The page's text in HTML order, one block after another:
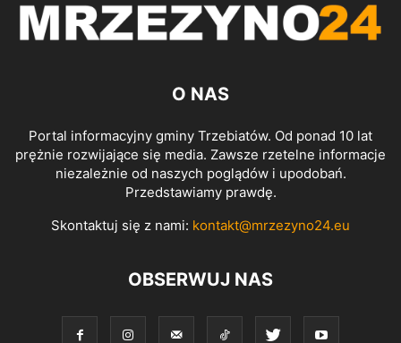
O NAS
Portal informacyjny gminy Trzebiatów. Od ponad 10 lat
prężnie rozwijające się media. Zawsze rzetelne informacje
niezależnie od naszych poglądów i upodobań.
Przedstawiamy prawdę.
Skontaktuj się z nami: kontakt@mrzezyno24.eu
OBSERWUJ NAS